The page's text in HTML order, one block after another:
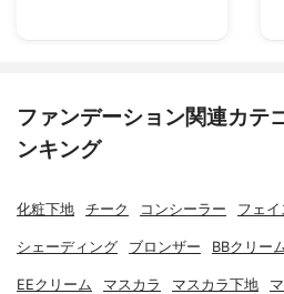
ファンデーション関連カテ
ンキング
化粧下地 チーク コンシーラー フェ
シェーディング ブロンザー BBクリー
EEクリーム マスカラ マスカラ下地